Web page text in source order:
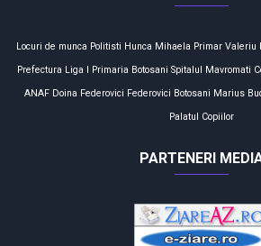
Locuri de munca Politisti Hunca Mihaela Primar Valeriu
Prefectura Liga I Primaria Botosani Spitalul Mavromati
ANAF Doina Federovici Federovici Botosani Marius
Palatul Copiilor
PARTENERI